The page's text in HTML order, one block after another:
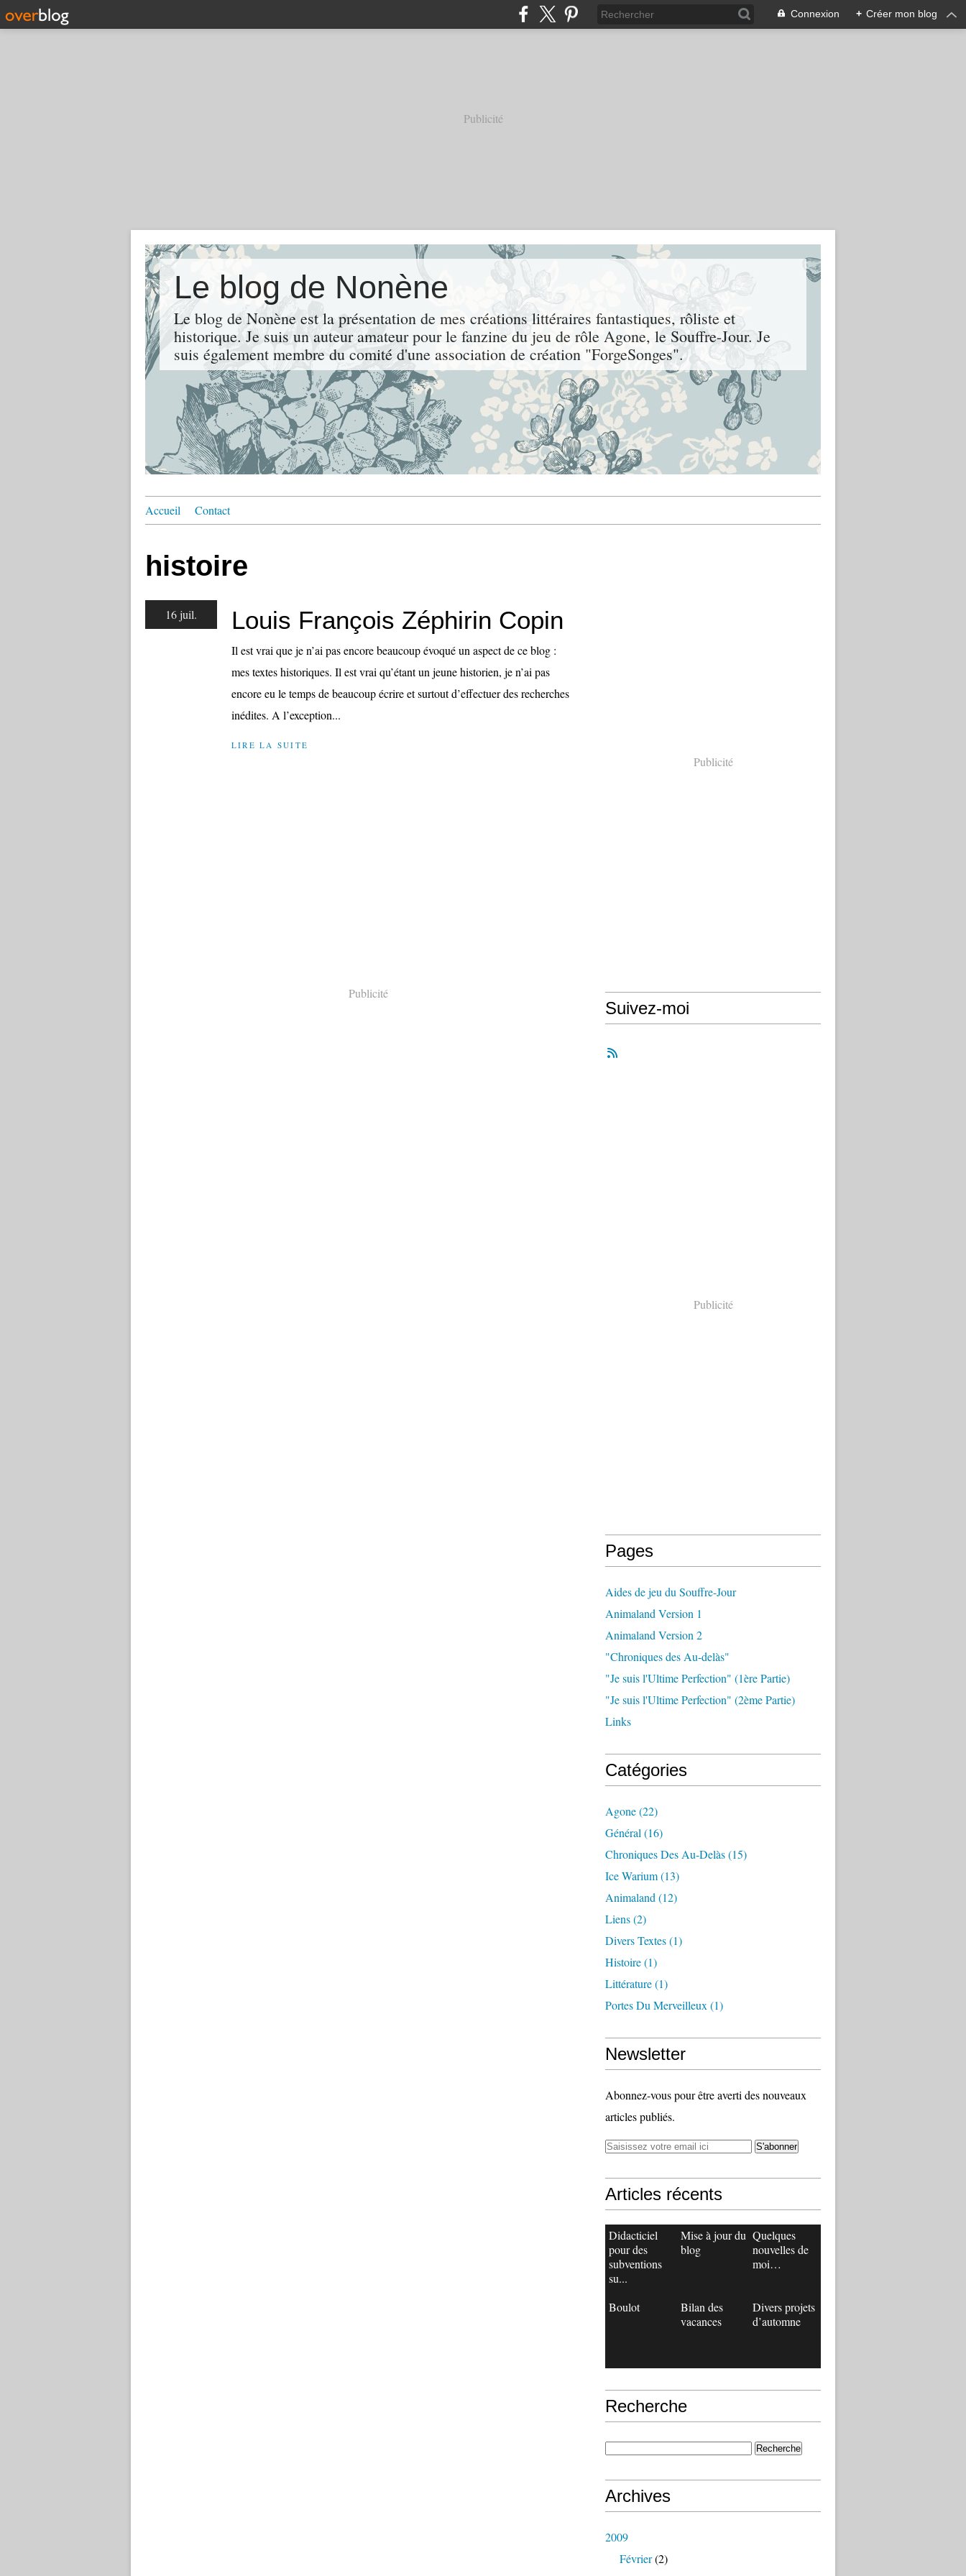
Connexion + Créer mon blog
Publicité
Le blog de Nonène
Le blog de Nonène est la présentation de mes créations littéraires fantastiques, rôliste et
historique. Je suis un auteur amateur pour le fanzine du jeu de rôle Agone, le Souffre-Jour. Je
suis également membre du comité d'une association de création "ForgeSonges".
Accueil Contact
histoire
16 juil. Louis François Zéphirin Copin
Il est vrai que je n’ai pas encore beaucoup évoqué un aspect de ce blog :
mes textes historiques. Il est vrai qu’étant un jeune historien, je n’ai pas
encore eu le temps de beaucoup écrire et surtout d’effectuer des recherches
inédites. A l’exception...
LIRE LA SUITE
Publicité
Publicité
Suivez-moi
Publicité
Pages
Aides de jeu du Souffre-Jour
Animaland Version 1
Animaland Version 2
"Chroniques des Au-delàs"
"Je suis l'Ultime Perfection" (1ère Partie)
"Je suis l'Ultime Perfection" (2ème Partie)
Links
Catégories
Agone(22)
Général (16)
Chroniques Des Au-Delàs(15)
Ice Warium(13)
Animaland (12)
Liens(2)
Divers Textes(1)
Histoire(1)
Littérature(1)
Portes Du Merveilleux (1)
Newsletter
Abonnez-vous pour être averti des nouveaux
articles publiés.
Articles récents
Didacticiel
pour des
subventions
su...
Mise à jour du
blog
Quelques
nouvelles de
moi…
Boulot
Bilan des
vacances
Divers projets
d’automne
Recherche
Archives
2009
Février(2)